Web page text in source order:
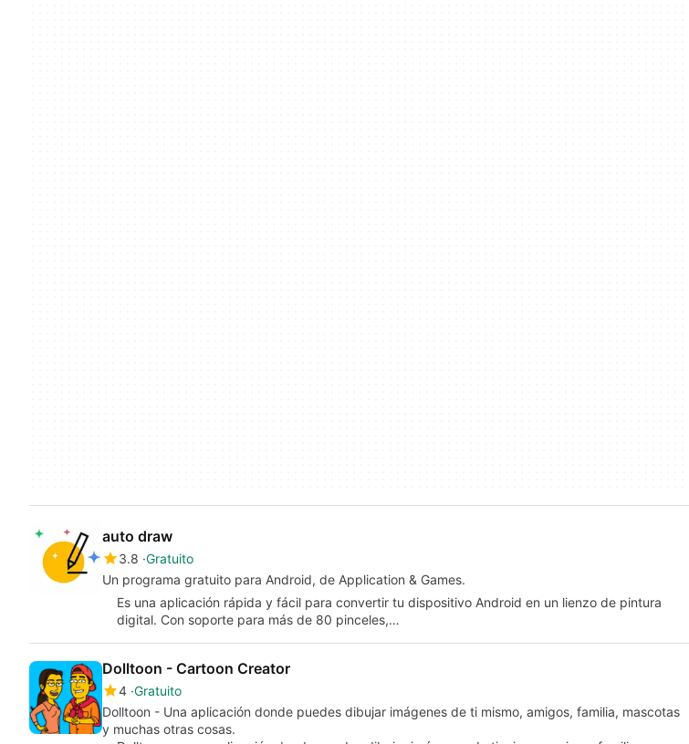
auto draw
3.8 Gratuito
Un programa gratuito para Android, de Application & Games.
Es una aplicación rápida y fácil para convertir tu dispositivo Android en un lienzo de pintura
digital. Con soporte para más de 80 pinceles,…
Dolltoon - Cartoon Creator
4 Gratuito
Dolltoon - Una aplicación donde puedes dibujar imágenes de ti mismo, amigos, familia, mascotas
y muchas otras cosas.